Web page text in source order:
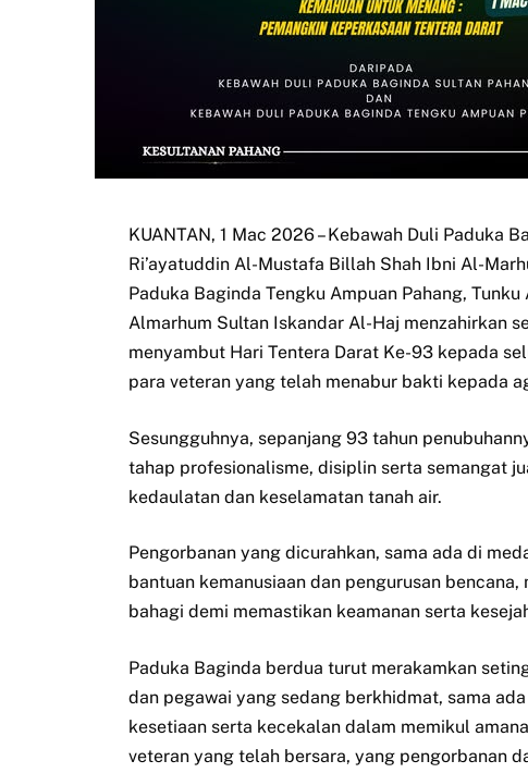
KUANTAN, 1 Mac 2026 – Kebawah Duli Paduka
Ri’ayatuddin Al-Mustafa Billah Shah Ibni Al-
Paduka Baginda Tengku Ampuan Pahang,
Almarhum Sultan Iskandar Al-Haj menzahirkan
menyambut Hari Tentera Darat Ke-93 kepada
para veteran yang telah menabur bakti kepada
Sesungguhnya, sepanjang 93 tahun
tahap profesionalisme, disiplin serta semangat
kedaulatan dan keselamatan tanah air.
Pengorbanan yang dicurahkan, sama ada di
bantuan kemanusiaan dan pengurusan
bahagi demi memastikan keamanan serta
Paduka Baginda berdua turut merakamkan
dan pegawai yang sedang berkhidmat, sama
kesetiaan serta kecekalan dalam memikul
veteran yang telah bersara, yang pengorbanan